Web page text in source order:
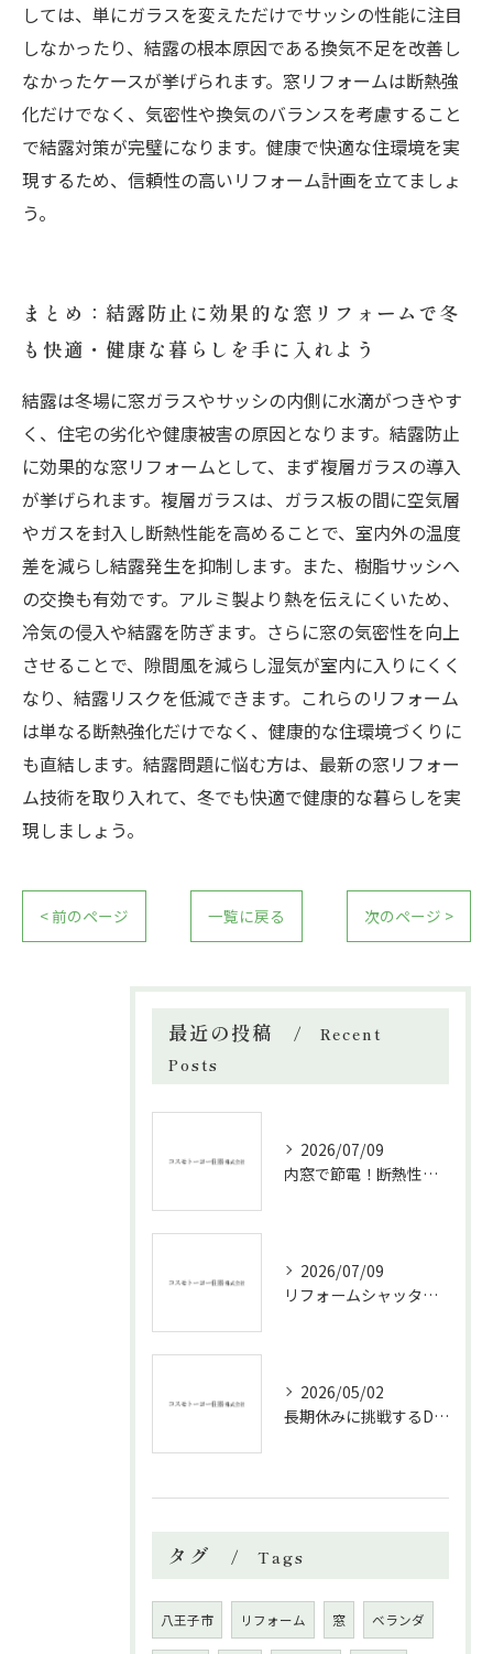
しては、単にガラスを変えただけでサッシの性能に注目
しなかったり、結露の根本原因である換気不足を改善し
なかったケースが挙げられます。窓リフォームは断熱強
化だけでなく、気密性や換気のバランスを考慮すること
で結露対策が完璧になります。健康で快適な住環境を実
現するため、信頼性の高いリフォーム計画を立てましょ
う。
まとめ：結露防止に効果的な窓リフォームで冬
も快適・健康な暮らしを手に入れよう
結露は冬場に窓ガラスやサッシの内側に水滴がつきやす
く、住宅の劣化や健康被害の原因となります。結露防止
に効果的な窓リフォームとして、まず複層ガラスの導入
が挙げられます。複層ガラスは、ガラス板の間に空気層
やガスを封入し断熱性能を高めることで、室内外の温度
差を減らし結露発生を抑制します。また、樹脂サッシへ
の交換も有効です。アルミ製より熱を伝えにくいため、
冷気の侵入や結露を防ぎます。さらに窓の気密性を向上
させることで、隙間風を減らし湿気が室内に入りにくく
なり、結露リスクを低減できます。これらのリフォーム
は単なる断熱強化だけでなく、健康的な住環境づくりに
も直結します。結露問題に悩む方は、最新の窓リフォー
ム技術を取り入れて、冬でも快適で健康的な暮らしを実
現しましょう。
< 前のページ 一覧に戻る 次のページ >
最近の投稿
Recent
Posts
2026/07/09
内窓で節電！断熱性能と補助金活用法
2026/07/09
リフォームシャッターで叶える台風対策の効果的方法
2026/05/02
長期休みに挑戦するDIYリフォームの極意
タグ Tags
八王子市 リフォーム 窓 ベランダ